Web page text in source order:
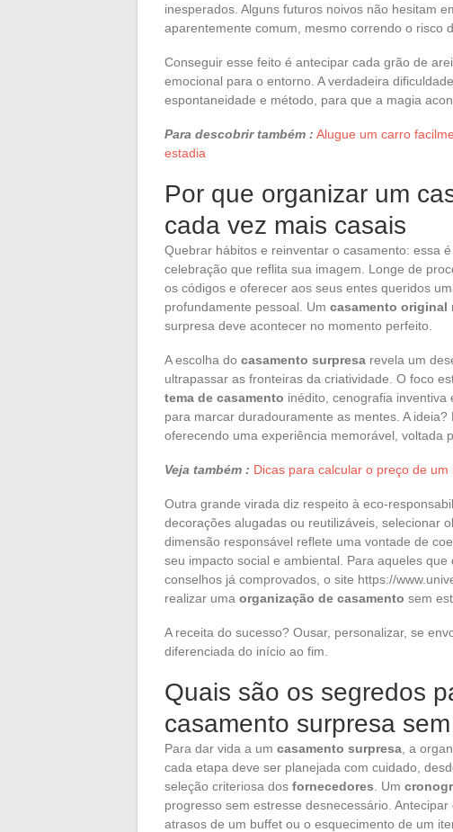
inesperados. Alguns futuros noivos não hesitam
aparentemente comum, mesmo correndo o risco
Conseguir esse feito é antecipar cada grão de
emocional para o entorno. A verdadeira
espontaneidade e método, para que a magia
Para descobrir também : Alugue um carro
estadia
Por que organizar um
cada vez mais casais
Quebrar hábitos e reinventar o casamento: essa
celebração que reflita sua imagem. Longe de
os códigos e oferecer aos seus entes queridos
profundamente pessoal. Um casamento original
surpresa deve acontecer no momento perfeito.
A escolha do casamento surpresa revela um
ultrapassar as fronteiras da criatividade. O foco
tema de casamento inédito, cenografia
para marcar duradouramente as mentes. A
oferecendo uma experiência memorável, voltada
Veja também : Dicas para calcular o preço de
Outra grande virada diz respeito à eco-
decorações alugadas ou reutilizáveis, selecionar
dimensão responsável reflete uma vontade de
seu impacto social e ambiental. Para aqueles
conselhos já comprovados, o site https://
realizar uma organização de casamento sem
A receita do sucesso? Ousar, personalizar, se
diferenciada do início ao fim.
Quais são os segredos
casamento surpresa
Para dar vida a um casamento surpresa , a
cada etapa deve ser planejada com cuidado,
seleção criteriosa dos fornecedores . Um
progresso sem estresse desnecessário.
atrasos de um buffet ou o esquecimento de um